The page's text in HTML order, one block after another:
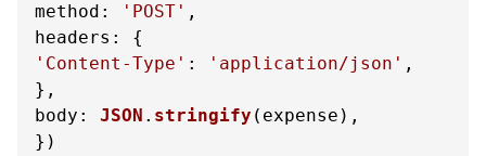
method : 'POST'
headers
'Content-Type' : 'application/json' ,
body : JSON . stringify (expense),
})